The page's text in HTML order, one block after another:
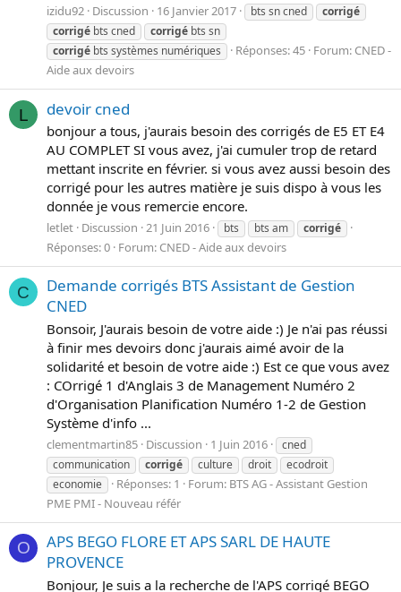
izidu92 Discussion 16 Janvier 2017 bts sn cned
corrigé
corrigé bts cned corrigé bts sn
corrigé bts systèmes numériques Réponses: 45 Forum: CNED -
Aide aux devoirs
L devoir cned
bonjour a tous, j'aurais besoin des corrigés de E5 ET E4
AU COMPLET SI vous avez, j'ai cumuler trop de retard
mettant inscrite en février. si vous avez aussi besoin des
corrigé pour les autres matière je suis dispo à vous les
donnée je vous remercie encore.
letlet Discussion 21 Juin 2016 bts bts am corrigé
Réponses: 0 Forum: CNED - Aide aux devoirs
C
Demande corrigés BTS Assistant de Gestion
CNED
Bonsoir, J'aurais besoin de votre aide :) Je n'ai pas réussi
à finir mes devoirs donc j'aurais aimé avoir de la
solidarité et besoin de votre aide :) Est ce que vous avez
: COrrigé 1 d'Anglais 3 de Management Numéro 2
d'Organisation Planification Numéro 1-2 de Gestion
Système d'info ...
clementmartin85 Discussion 1 Juin 2016
cned
communication
corrigé culture droit
ecodroit
economie
Réponses: 1 Forum: BTS AG - Assistant Gestion
PME PMI - Nouveau référ
O
APS BEGO FLORE ET APS SARL DE HAUTE
PROVENCE
Bonjour, Je suis a la recherche de l'APS corrigé BEGO